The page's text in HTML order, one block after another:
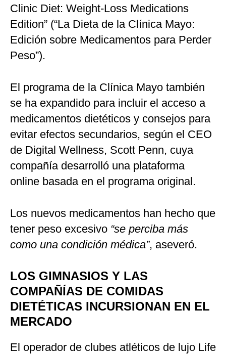
Clinic Diet: Weight-Loss Medications
Edition” (“La Dieta de la Clínica Mayo:
Edición sobre Medicamentos para Perder
Peso”).
El programa de la Clínica Mayo también
se ha expandido para incluir el acceso a
medicamentos dietéticos y consejos para
evitar efectos secundarios, según el CEO
de Digital Wellness, Scott Penn, cuya
compañía desarrolló una plataforma
online basada en el programa original.
Los nuevos medicamentos han hecho que
tener peso excesivo “se perciba más
como una condición médica”, aseveró.
LOS GIMNASIOS Y LAS
COMPAÑÍAS DE COMIDAS
DIETÉTICAS INCURSIONAN EN EL
MERCADO
El operador de clubes atléticos de lujo Life